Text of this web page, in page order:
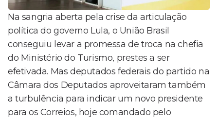
Na sangria aberta pela crise da articulação
política do governo Lula, o União Brasil
conseguiu levar a promessa de troca na chefia
do Ministério do Turismo, prestes a ser
efetivada. Mas deputados federais do partido na
Câmara dos Deputados aproveitaram também
a turbulência para indicar um novo presidente
para os Correios, hoje comandado pelo